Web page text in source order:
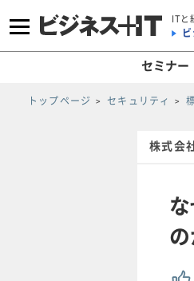
ITと
セミナー
トップページ セキュリティ
株式会